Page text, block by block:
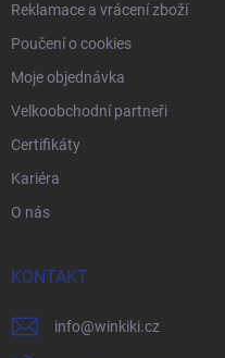
Reklamace a vrácení zboží
Poučení o cookies
Moje objednávka
Velkoobchodní partneři
Certifikáty
Kariéra
O nás
KONTAKT
info@winkiki.cz